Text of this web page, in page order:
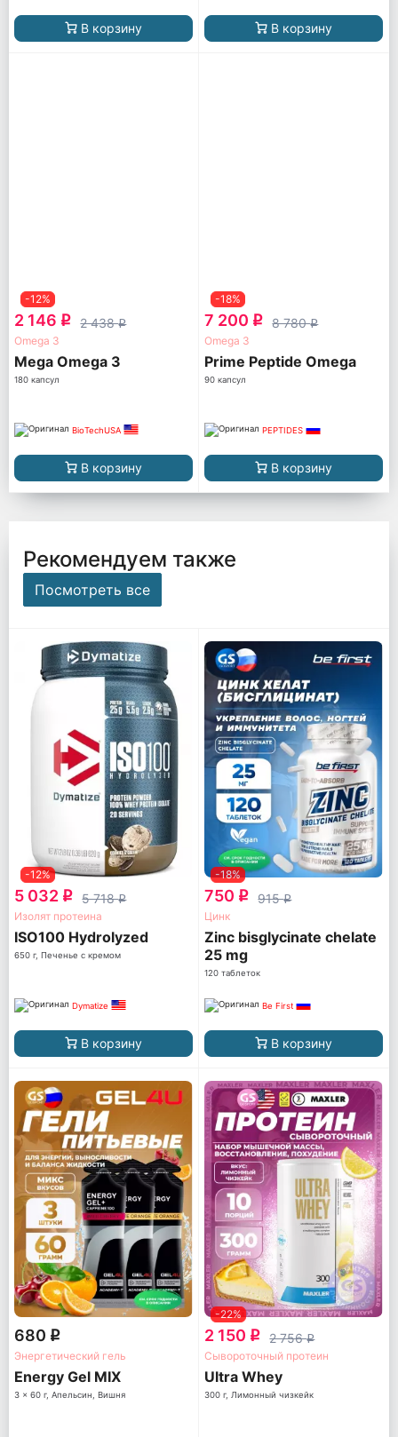
В корзину В корзину
-12%
2 146 q 2 438q
Omega 3
Mega Omega 3
180 капсул
BioTechUSA
В корзину
-18%
7 200 q 8 780q
Omega 3
Prime Peptide Omega
90 капсул
PEPTIDES
В корзину
Рекомендуем также
Посмотреть все
-12%
5 032 q 5 718q
Изолят протеина
ISO100 Hydrolyzed
650 г, Печенье с кремом
Dymatize
В корзину
-18%
750 q 915q
Цинк
Zinc bisglycinate chelate
25 mg
120 таблеток
Be First
В корзину
680 q
Энергетический гель
Energy Gel MIX
3 x 60 г, Апельсин, Вишня
-22%
2 150 q 2 756q
Сывороточный протеин
Ultra Whey
300 г, Лимонный чизкейк